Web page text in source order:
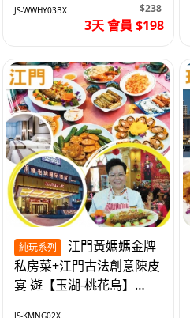
JS-WWHY03BX $238
3天 會員 $198
純玩系列
私房菜+江門古法創意陳皮
宴 遊【玉湖-桃花島】
JS-KMNG02X